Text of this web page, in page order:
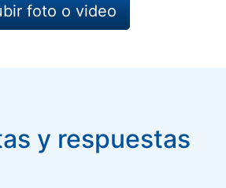
foto o video
y respuestas